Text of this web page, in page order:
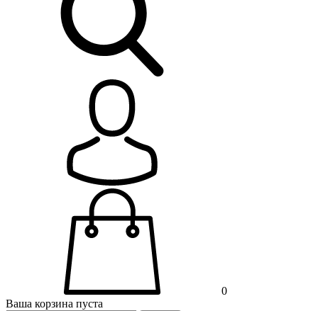
0
Ваша корзина пуста